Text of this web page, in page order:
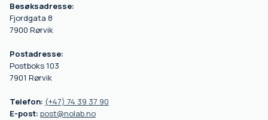
Besøksadresse:
Fjordgata 8
7900 Rørvik
Postadresse:
Postboks 103
7901 Rørvik
Telefon: (+47) 74 39 37 90
E-post: post@nolab.no